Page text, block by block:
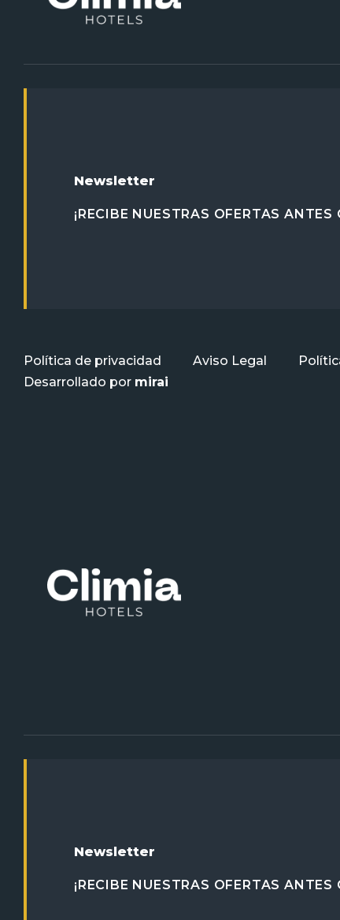
Newsletter
¡RECIBE NUESTRAS OFERTAS ANTES
Política de privacidad Aviso Legal
Desarrollado por mirai
Newsletter
¡RECIBE NUESTRAS OFERTAS ANTES